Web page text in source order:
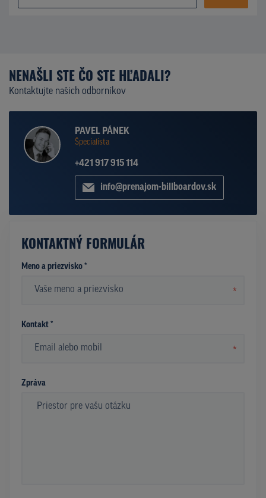
NENAŠLI STE ČO STE HĽADALI?
Kontaktujte našich odborníkov
PAVEL PÁNEK
Špecialista
+421 917 915 114
info@prenajom-billboardov.sk
KONTAKTNÝ FORMULÁR
Meno a priezvisko *
*
Kontakt *
*
Zpráva